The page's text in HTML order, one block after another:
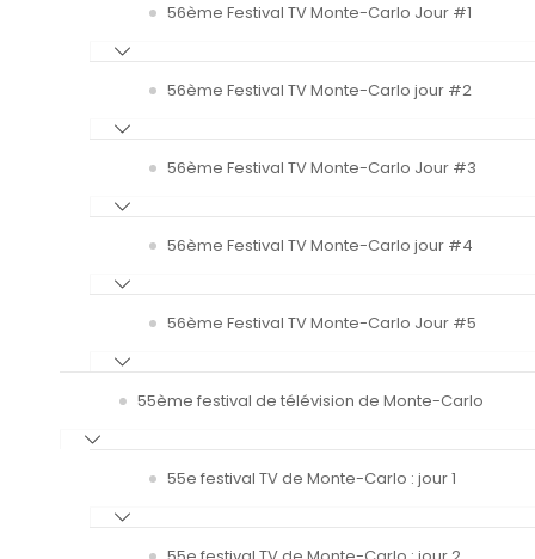
56ème Festival TV Monte-Carlo Jour #1
56ème Festival TV Monte-Carlo jour #2
56ème Festival TV Monte-Carlo Jour #3
56ème Festival TV Monte-Carlo jour #4
56ème Festival TV Monte-Carlo Jour #5
55ème festival de télévision de Monte-Carlo
55e festival TV de Monte-Carlo : jour 1